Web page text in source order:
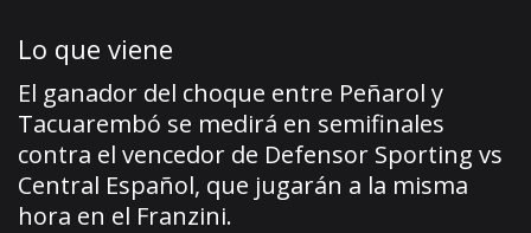
Lo que viene
El ganador del choque entre Peñarol y
Tacuarembó se medirá en semifinales
contra el vencedor de Defensor Sporting vs
Central Español, que jugarán a la misma
hora en el Franzini.